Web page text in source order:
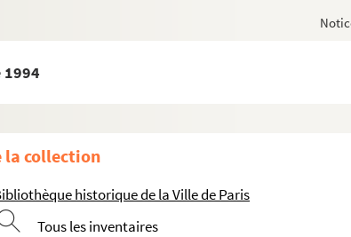
1994
la collection
historique de la Ville de Paris
Tous les inventaires